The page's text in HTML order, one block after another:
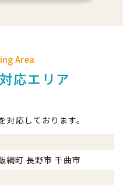
Area
応エリア
応しております。
綱町 長野市 千曲市